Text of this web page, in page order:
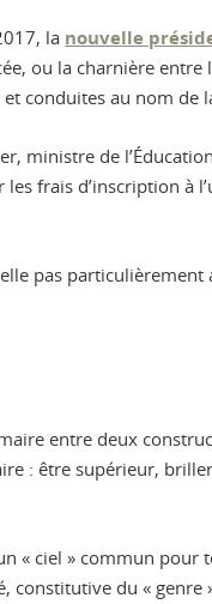
la nouvelle
ou la charnière
conduites au nom de
ministre de
frais d’inscription
pas
entre deux
: être supérieur,
« ciel » commun
constitutive du «